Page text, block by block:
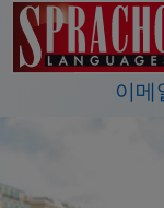
이메